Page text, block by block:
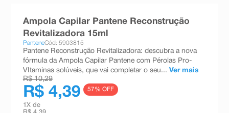
Ampola Capilar Pantene Reconstrução
Revitalizadora 15ml
PanteneCód: 5903815
Pantene Reconstrução Revitalizadora: descubra a nova
fórmula da Ampola Capilar Pantene com Pérolas Pro-
VItaminas solúveis, que vai completar o seu... Ver mais
R$ 10,29
R$ 4,39 57% OFF
1 X de
absorvente
10ºshampoo